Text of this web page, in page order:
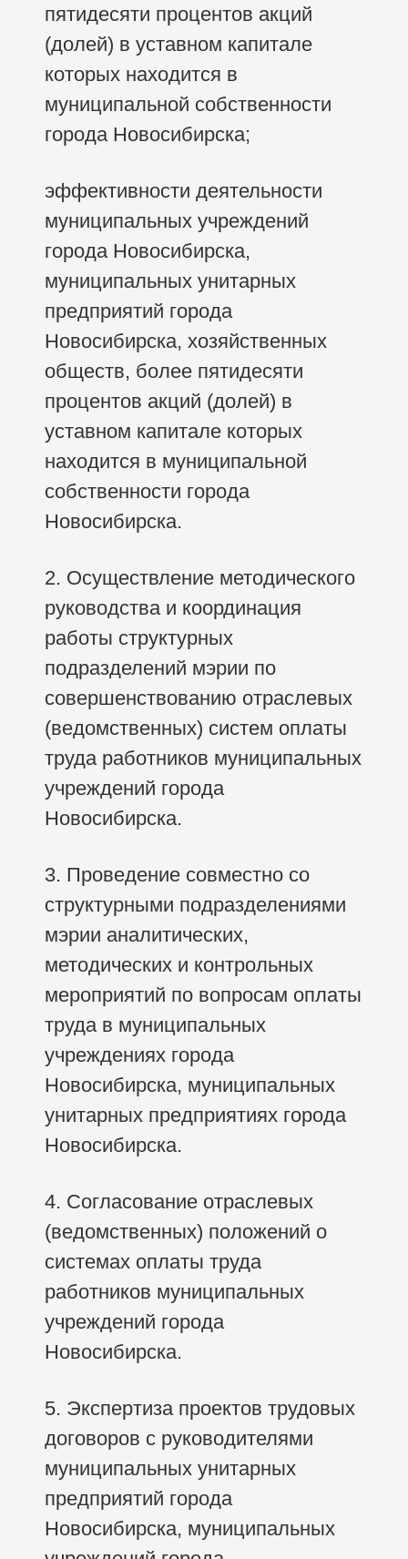
пятидесяти процентов акций
(долей) в уставном капитале
которых находится в
муниципальной собственности
города Новосибирска;
эффективности деятельности
муниципальных учреждений
города Новосибирска,
муниципальных унитарных
предприятий города
Новосибирска, хозяйственных
обществ, более пятидесяти
процентов акций (долей) в
уставном капитале которых
находится в муниципальной
собственности города
Новосибирска.
2. Осуществление методического
руководства и координация
работы структурных
подразделений мэрии по
совершенствованию отраслевых
(ведомственных) систем оплаты
труда работников муниципальных
учреждений города
Новосибирска.
3. Проведение совместно со
структурными подразделениями
мэрии аналитических,
методических и контрольных
мероприятий по вопросам оплаты
труда в муниципальных
учреждениях города
Новосибирска, муниципальных
унитарных предприятиях города
Новосибирска.
4. Согласование отраслевых
(ведомственных) положений о
системах оплаты труда
работников муниципальных
учреждений города
Новосибирска.
5. Экспертиза проектов трудовых
договоров с руководителями
муниципальных унитарных
предприятий города
Новосибирска, муниципальных